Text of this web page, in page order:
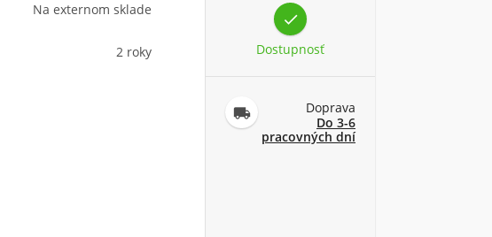
Na externom sklade
2 roky

Dostupnosť

Doprava
Do 3-6
pracovných dní